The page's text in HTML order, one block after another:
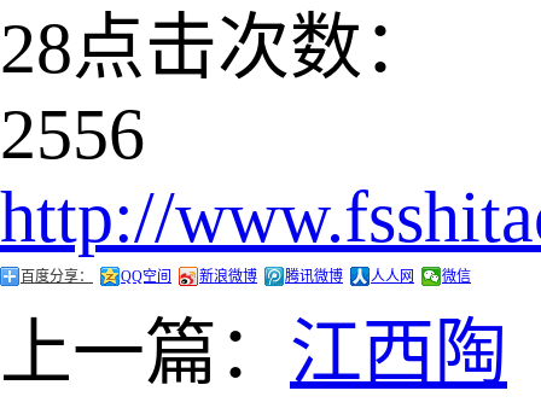
28点击次数：
2556
http://
百度分享： QQ空间 新浪微博 腾讯微博 人人网 微信
上一篇： 江西陶